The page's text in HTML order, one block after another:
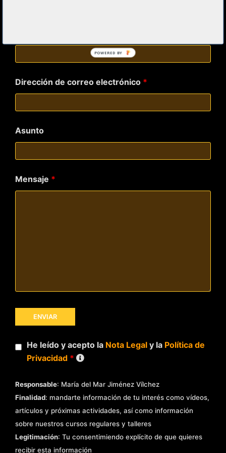
Dirección de correo electrónico *
Asunto
Mensaje *
He leído y acepto la Nota Legaly la Política de
Privacidad *
Responsable: María del Mar Jiménez Vílchez
Finalidad: mandarte información de tu interés como vídeos,
artículos y próximas actividades, así como información
sobre nuestros cursos regulares y talleres
Legitimación: Tu consentimiendo explícito de que quieres
recibir esta información
POWERED BY